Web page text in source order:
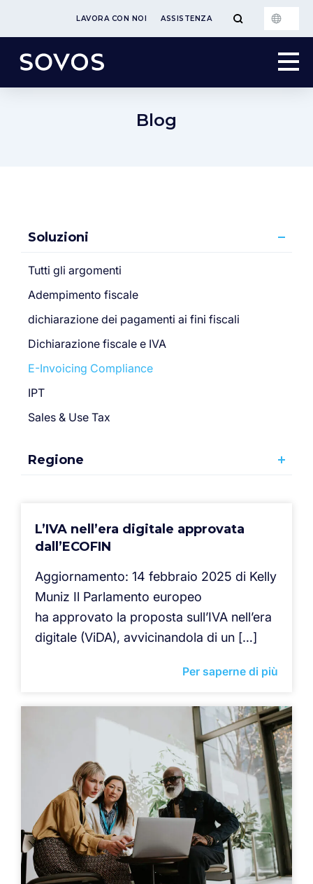
LAVORA CON NOI ASSISTENZA
Blog
Soluzioni
Tutti gli argomenti
Adempimento fiscale
dichiarazione dei pagamenti ai fini fiscali
Dichiarazione fiscale e IVA
E-Invoicing Compliance
IPT
Sales & Use Tax
Regione
L’IVA nell’era digitale approvata
dall’ECOFIN
Aggiornamento: 14 febbraio 2025 di Kelly
Muniz Il Parlamento europeo
ha approvato la proposta sull’IVA nell’era
digitale (ViDA), avvicinandola di un […]
Per saperne di più